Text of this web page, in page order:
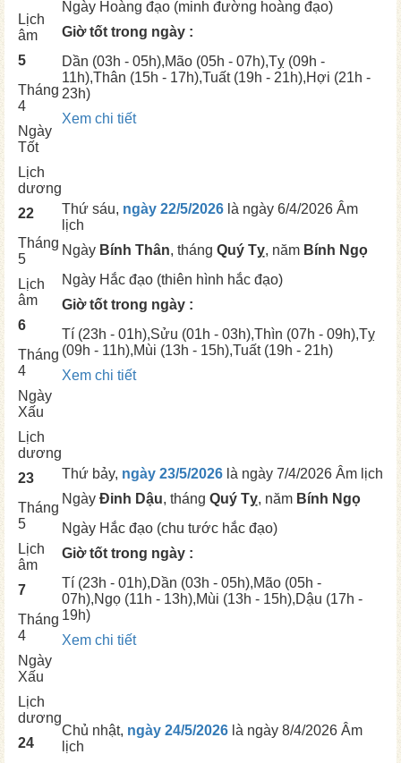
Lịch
âm
5
Tháng
4
Ngày
Tốt
Ngày Hoàng đạo (minh đường hoàng đạo)
Giờ tốt trong ngày :
Dần (03h - 05h),Mão (05h - 07h),Tỵ (09h -
11h),Thân (15h - 17h),Tuất(19h - 21h),Hợi (21h -
23h)
Xem chi tiết
Lịch
dương
22
Tháng
5
Lịch
âm
6
Tháng
4
Ngày
Xấu
Thứ sáu, ngày 22/5/2026 là ngày 6/4/2026 Âm
lịch
Ngày Bính Thân, tháng Quý Tỵ, năm Bính Ngọ
Ngày Hắc đạo (thiên hình hắc đạo)
Giờ tốt trong ngày :
Tí (23h - 01h),Sửu (01h - 03h),Thìn (07h - 09h),Tỵ
(09h - 11h),Mùi (13h - 15h),Tuất(19h - 21h)
Xem chi tiết
Lịch
dương
23
Tháng
5
Lịch
âm
7
Tháng
4
Ngày
Xấu
Thứ bảy, ngày 23/5/2026 là ngày 7/4/2026 Âm lịch
Ngày Đinh Dậu, tháng Quý Tỵ, năm Bính Ngọ
Ngày Hắc đạo (chu tước hắc đạo)
Giờ tốt trong ngày :
Tí (23h - 01h),Dần (03h - 05h),Mão (05h -
07h),Ngọ (11h - 13h),Mùi (13h - 15h),Dậu (17h -
19h)
Xem chi tiết
Lịch
dương
24
Chủ nhật, ngày 24/5/2026 là ngày 8/4/2026 Âm
lịch